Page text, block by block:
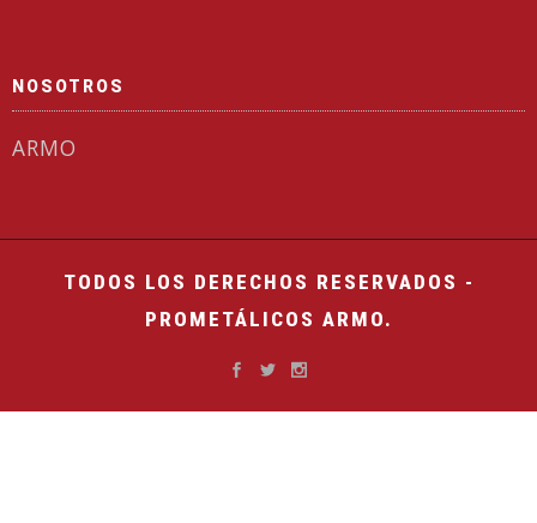
NOSOTROS
ARMO
TODOS LOS DERECHOS RESERVADOS -
PROMETÁLICOS ARMO.